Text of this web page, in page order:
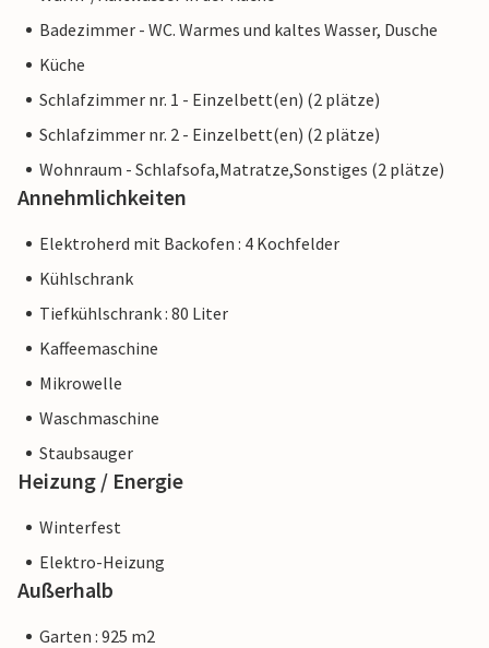
Badezimmer - WC. Warmes und kaltes Wasser, Dusche
Küche
Schlafzimmer nr. 1 - Einzelbett(en) (2 plätze)
Schlafzimmer nr. 2 - Einzelbett(en) (2 plätze)
Wohnraum - Schlafsofa,Matratze,Sonstiges (2 plätze)
Annehmlichkeiten
Elektroherd mit Backofen : 4 Kochfelder
Kühlschrank
Tiefkühlschrank : 80 Liter
Kaffeemaschine
Mikrowelle
Waschmaschine
Staubsauger
Heizung / Energie
Winterfest
Elektro-Heizung
Außerhalb
Garten : 925 m2